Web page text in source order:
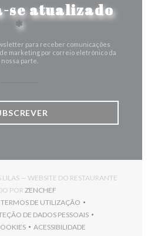
se atualizado
*
para receber comunicações
marketing por correio eletrónico da
nossa parte.
— WEBSITE DO RESTAURANTE
POR ZENCHEF
NOVA JANELA))
TERMOS DE UTILIZAÇÃO
((ABRE NUMA NOVA JANELA))
DE DADOS PESSOAIS
((ABRE NUMA NOVA JANELA))
NUMA NOVA JANELA))
ACESSIBILIDADE
((ABRE NUMA NOVA